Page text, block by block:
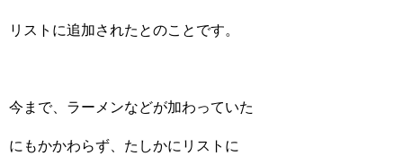
リストに追加されたとのことです。
今まで、ラーメンなどが加わっていた
にもかかわらず、たしかにリストに